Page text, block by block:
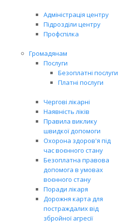
Адміністрація центру
Підрозділи центру
Профспілка
Громадянам
Послуги
Безоплатні послуги
Платні послуги
Чергові лікарні
Наявність ліків
Правила виклику
швидкої допомоги
Охорона здоров'я під
час воєнного стану
Безоплатна правова
допомога в умовах
воєнного стану
Поради лікаря
Дорожня карта для
постраждалих від
збройної агресії